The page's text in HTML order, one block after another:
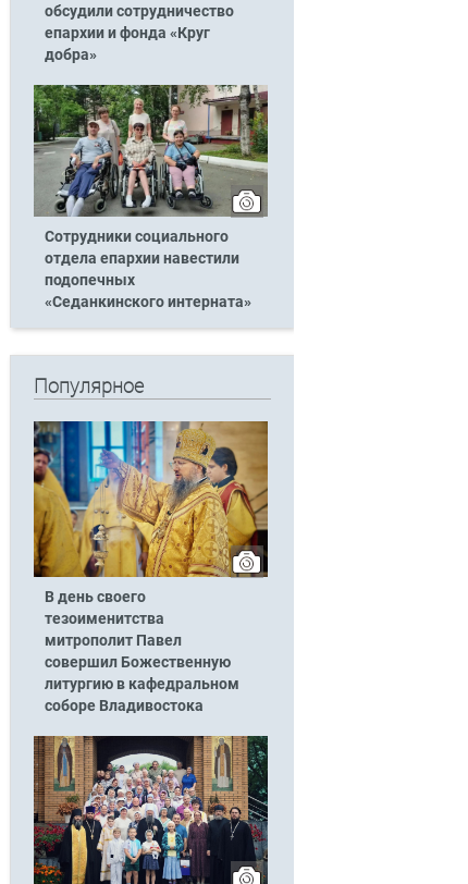
обсудили сотрудничество
епархии и фонда «Круг
добра»
Сотрудники социального
отдела епархии навестили
подопечных
«Седанкинского интерната»
Популярное
В день своего
тезоименитства
митрополит Павел
совершил Божественную
литургию в кафедральном
соборе Владивостока